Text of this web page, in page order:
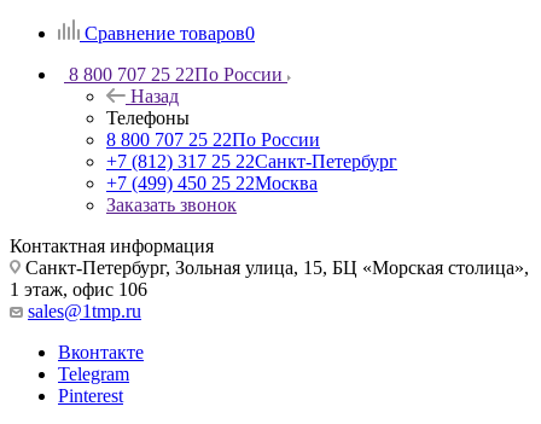
Сравнение товаров0
8 800 707 25 22По России
Назад
Телефоны
8 800 707 25 22По России
+7 (812) 317 25 22Санкт-Петербург
+7 (499) 450 25 22Москва
Заказать звонок
Контактная информация
Санкт-Петербург, Зольная улица, 15, БЦ «Морская столица»,
1 этаж, офис 106
sales@1tmp.ru
Вконтакте
Telegram
Pinterest